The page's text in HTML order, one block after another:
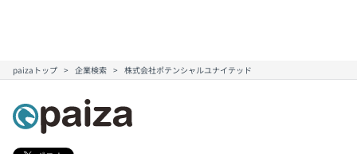
paizaトップ 企業検索 株式会社ポテンシャルユナイテッド